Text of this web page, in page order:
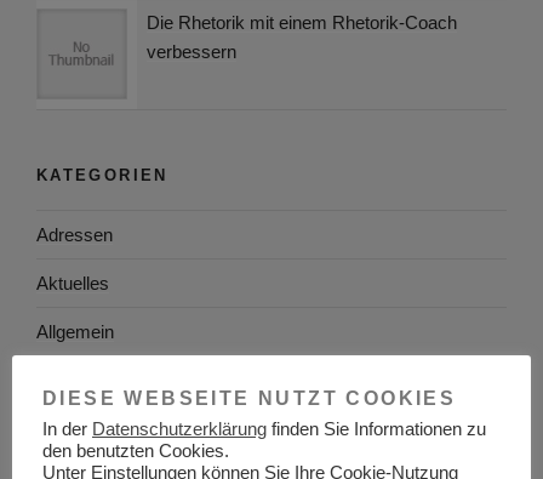
Die Rhetorik mit einem Rhetorik-Coach
verbessern
KATEGORIEN
Adressen
Aktuelles
Allgemein
Arbeitsplatzsuche
DIESE WEBSEITE NUTZT COOKIES
In der Datenschutzerklärung finden Sie Informationen zu
den benutzten Cookies.
Unter Einstellungen können Sie Ihre Cookie-Nutzung